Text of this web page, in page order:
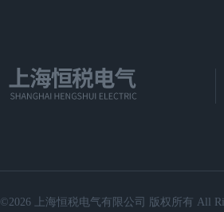
©2026 上海恒税电气有限公司 版权所有 All